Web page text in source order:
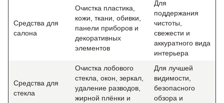
Средства для
салона
Очистка пластика,
кожи, ткани, обивки,
панели приборов и
декоративных
элементов
Для
поддержания
чистоты,
свежести и
аккуратного вида
интерьера
Средства для
стекла
Очистка лобового
стекла, окон, зеркал,
удаление разводов,
жирной плёнки и
Для лучшей
видимости,
безопасного
обзора и